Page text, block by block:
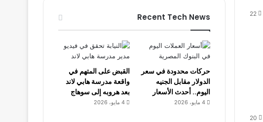
22
20
Recent Tech News
حركات محدودة في سعر
الدولار مقابل الجنيه
اليوم.. أحدث الأسعار
4 مايو، 2026
القبض على المتهم في
واقعة مدرسة هابي لاند
بعد هروبه إلى سوهاج
4 مايو، 2026